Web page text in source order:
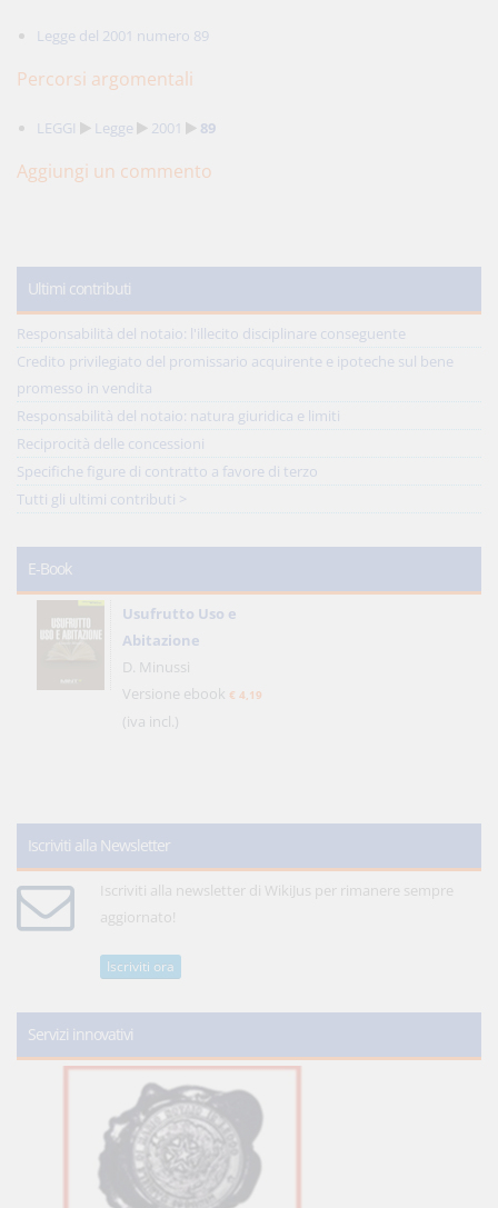
Legge del 2001 numero 89
Percorsi argomentali
LEGGI Legge 2001 89
Aggiungi un commento
Ultimi contributi
Responsabilità del notaio: l'illecito disciplinare conseguente
Credito privilegiato del promissario acquirente e ipoteche sul bene
promesso in vendita
Responsabilità del notaio: natura giuridica e limiti
Reciprocità delle concessioni
Specifiche figure di contratto a favore di terzo
Tutti gli ultimi contributi >
E-Book
Usufrutto Uso e
Abitazione
D. Minussi
Versione ebook € 4,19
(iva incl.)
Iscriviti alla Newsletter
Iscriviti alla newsletter di WikiJus per rimanere sempre
aggiornato!
Iscriviti ora
Servizi innovativi